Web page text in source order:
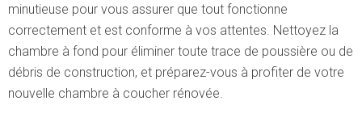
minutieuse pour vous assurer que tout fonctionne
correctement et est conforme à vos attentes. Nettoyez la
chambre à fond pour éliminer toute trace de poussière ou de
débris de construction, et préparez-vous à profiter de votre
nouvelle chambre à coucher rénovée.